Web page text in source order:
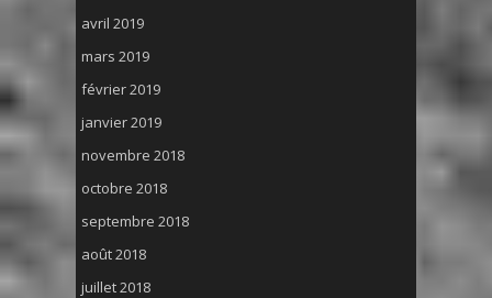
avril 2019
mars 2019
février 2019
janvier 2019
novembre 2018
octobre 2018
septembre 2018
août 2018
juillet 2018